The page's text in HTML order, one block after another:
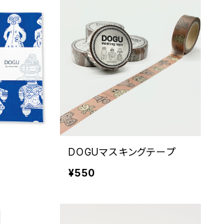
DOGUマスキングテープ
¥550